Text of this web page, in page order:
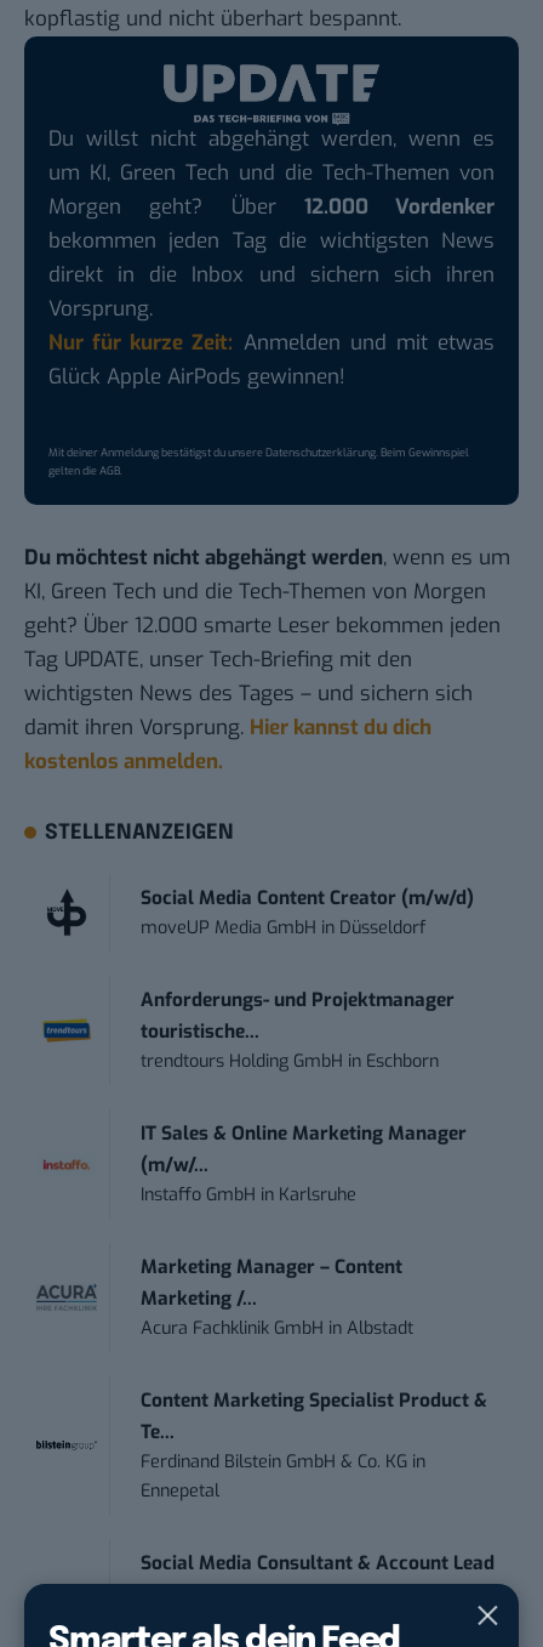
kopflastig und nicht überhart bespannt.
Du willst nicht abgehängt werden, wenn es
um KI, Green Tech und die Tech-Themen von
Morgen geht? Über 12.000 Vordenker
bekommen jeden Tag die wichtigsten News
direkt in die Inbox und sichern sich ihren
Vorsprung.
Nur für kurze Zeit: Anmelden und mit etwas
Glück Apple AirPods gewinnen!
Mit deiner Anmeldung bestätigst du unsere Datenschutzerklärung. Beim Gewinnspiel
gelten dieAGB.
Du möchtest nicht abgehängt werden, wenn es um
KI, Green Tech und die Tech-Themen von Morgen
geht? Über 12.000 smarte Leser bekommen jeden
Tag UPDATE, unser Tech-Briefing mit den
wichtigsten News des Tages – und sichern sich
damit ihren Vorsprung. Hier kannst du dich
kostenlos anmelden.
STELLENANZEIGEN
Social Media Content Creator (m/w/d)
moveUP Media GmbH in Düsseldorf
Anforderungs- und Projektmanager
touristische...
trendtours Holding GmbH in Eschborn
IT Sales & Online Marketing Manager
(m/w/...
Instaffo GmbH in Karlsruhe
Marketing Manager – Content
Marketing /...
Acura Fachklinik GmbH inAlbstadt
Content Marketing Specialist Product &
Te...
Ferdinand Bilstein GmbH & Co. KG in
Ennepetal
Social Media Consultant & Account Lead
Social DNA GmbH in
Frankfurt am Main,